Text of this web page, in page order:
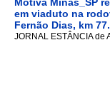
em viaduto na
Fernão Dias, km 77.
JORNAL ESTÂNCIA de